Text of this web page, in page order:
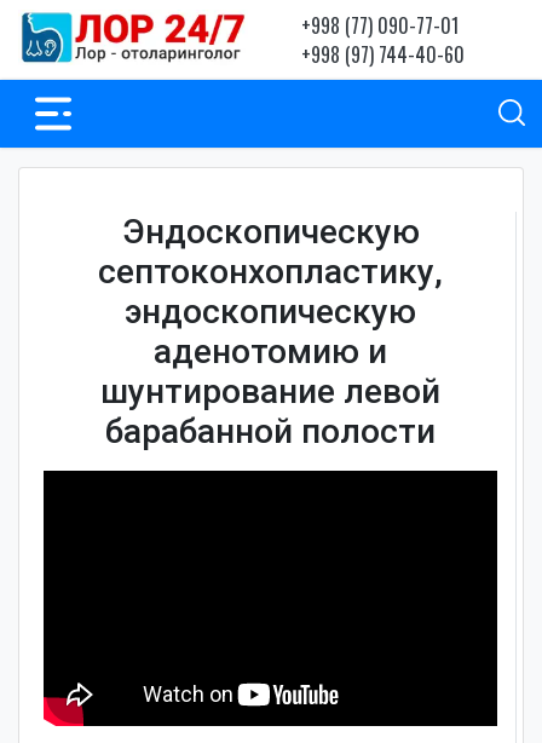
+998 (77) 090-77-01
+998 (97) 744-40-60
Эндоскопическую
септоконхопластику,
эндоскопическую
аденотомию и
шунтирование левой
барабанной полости